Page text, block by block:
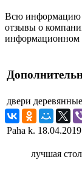
Всю информацию
отзывы о
информационном
двери
Paha k. 18.04.2019
лучшая